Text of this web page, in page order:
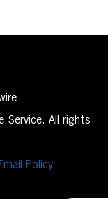
Service. All rights
Policy